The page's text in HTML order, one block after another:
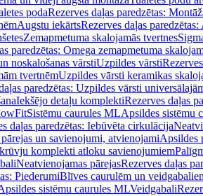
podaRezerves daļas paredzētas:
Augstu iekārtsRezerves daļas
Zemapmetuma skalojamās tvertnes
paredzētas: Omega zemapmetuma
noskalošanas vārstiUzpildes vārsti
tvertnēmUzpildes vārsti keramikas
paredzētas: Uzpildes vārsti
Iekšējo detaļu komplektiRezerves daļas
Sistēmu caurules MLApsildes sistēmu
daļas paredzētas: Iebūvēta cirkulācija
un savienojumi, atvienojamiApsildes
komplekti atloku savienojumiem
Neatvienojamas pārejasRezerves daļas
PiederumiBlīves caurulēm un
sistēmu caurules MLVeidgabali